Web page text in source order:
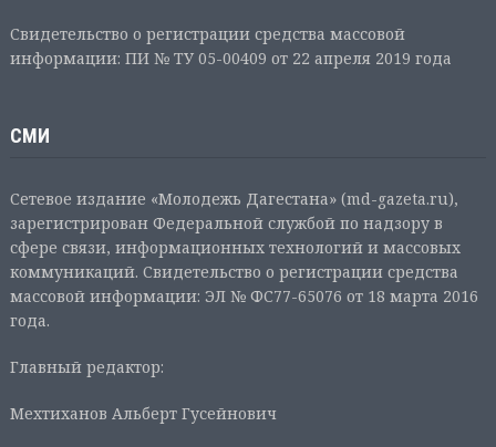
Свидетельство о регистрации средства массовой
информации: ПИ № ТУ 05-00409 от 22 апреля 2019 года
СМИ
Сетевое издание «Молодежь Дагестана» (md-gazeta.ru),
зарегистрирован Федеральной службой по надзору в
сфере связи, информационных технологий и массовых
коммуникаций. Свидетельство о регистрации средства
массовой информации: ЭЛ № ФС77-65076 от 18 марта 2016
года.
Главный редактор:
Мехтиханов Альберт Гусейнович